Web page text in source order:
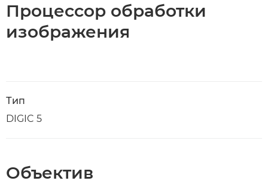
Процессор обработки
изображения
Тип
DIGIC 5
Объектив